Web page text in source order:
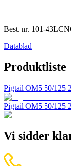
Best. nr. 101-
Datablad
Produktliste
Pigtail OM5 50/125
Pigtail OM5 50/125
Vi sidder